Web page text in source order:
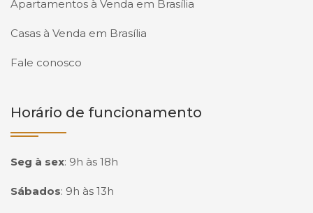
Apartamentos à Venda em Brasília
Casas à Venda em Brasília
Fale conosco
Horário de funcionamento
Seg à sex: 9h às 18h
Sábados: 9h às 13h